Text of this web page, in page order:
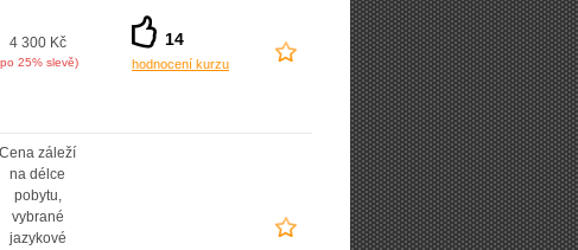
4 300 Kč
25% slevě)
14
hodnocení kurzu
Cena záleží
na délce
pobytu,
vybrané
jazykové